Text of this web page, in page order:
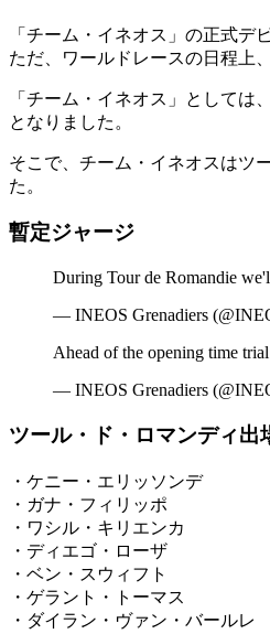
「チーム・イネオス」の正式デ
ただ、ワールドレースの日程上
「チーム・イネオス」として
となりました。
そこで、チーム・イネオスはツ
た。
暫定ジャージ
During Tour de Romandie
— INEOS Grenadiers
Ahead of the opening time
— INEOS Grenadiers
ツール・ド・ロマンディ出
・ケニー・エリッソンデ
・ガナ・フィリッポ
・ワシル・キリエンカ
・ディエゴ・ローザ
・ベン・スウィフト
・ゲラント・トーマス
・ダイラン・ヴァン・バールレ